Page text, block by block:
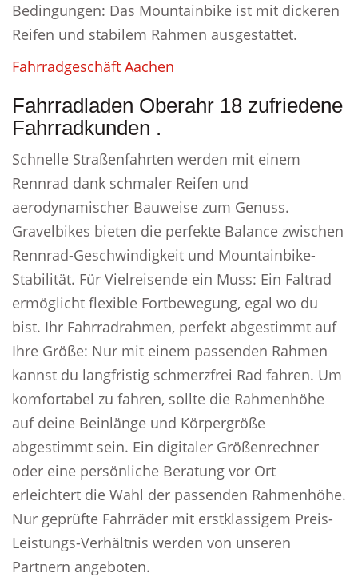
Bedingungen: Das Mountainbike ist mit dickeren
Reifen und stabilem Rahmen ausgestattet.
Fahrradgeschäft Aachen
Fahrradladen Oberahr 18 zufriedene
Fahrradkunden .
Schnelle Straßenfahrten werden mit einem
Rennrad dank schmaler Reifen und
aerodynamischer Bauweise zum Genuss.
Gravelbikes bieten die perfekte Balance zwischen
Rennrad-Geschwindigkeit und Mountainbike-
Stabilität. Für Vielreisende ein Muss: Ein Faltrad
ermöglicht flexible Fortbewegung, egal wo du
bist. Ihr Fahrradrahmen, perfekt abgestimmt auf
Ihre Größe: Nur mit einem passenden Rahmen
kannst du langfristig schmerzfrei Rad fahren. Um
komfortabel zu fahren, sollte die Rahmenhöhe
auf deine Beinlänge und Körpergröße
abgestimmt sein. Ein digitaler Größenrechner
oder eine persönliche Beratung vor Ort
erleichtert die Wahl der passenden Rahmenhöhe.
Nur geprüfte Fahrräder mit erstklassigem Preis-
Leistungs-Verhältnis werden von unseren
Partnern angeboten.